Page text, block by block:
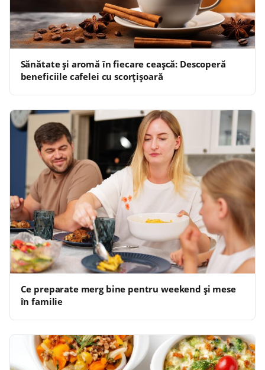
Sănătate și aromă în fiecare ceașcă: Descoperă
beneficiile cafelei cu scorțișoară
Ce preparate merg bine pentru weekend și mese
în familie